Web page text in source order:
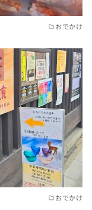
おでかけ
おでかけ